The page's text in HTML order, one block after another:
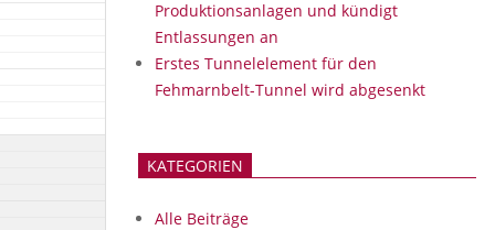
Produktionsanlagen und kündigt
Entlassungen an
Erstes Tunnelelement für den
Fehmarnbelt-Tunnel wird abgesenkt
KATEGORIEN
Alle Beiträge